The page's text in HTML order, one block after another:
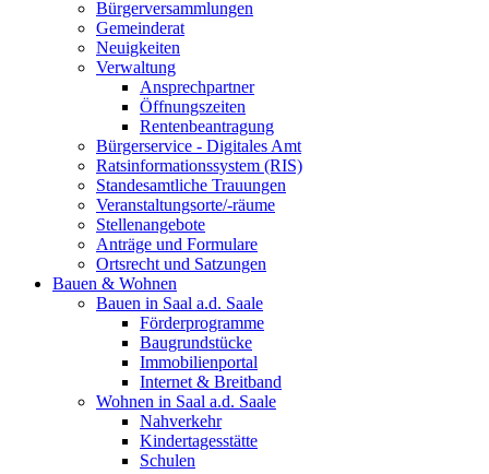
Bürgerversammlungen
Gemeinderat
Neuigkeiten
Verwaltung
Ansprechpartner
Öffnungszeiten
Rentenbeantragung
Bürgerservice - Digitales Amt
Ratsinformationssystem (RIS)
Standesamtliche Trauungen
Veranstaltungsorte/-räume
Stellenangebote
Anträge und Formulare
Ortsrecht und Satzungen
Bauen & Wohnen
Bauen in Saal a.d. Saale
Förderprogramme
Baugrundstücke
Immobilienportal
Internet & Breitband
Wohnen in Saal a.d. Saale
Nahverkehr
Kindertagesstätte
Schulen